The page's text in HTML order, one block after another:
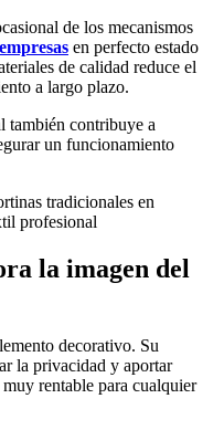
de los mecanismos
en perfecto estado
de calidad reduce el
a largo plazo.
también contribuye a
un funcionamiento
la imagen del
decorativo. Su
la privacidad y aportar
rentable para cualquier